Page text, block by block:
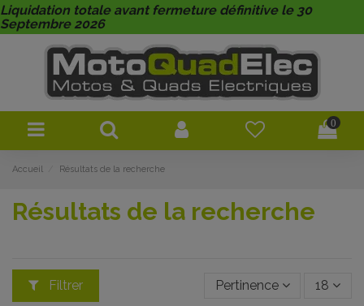
Liquidation totale avant fermeture définitive le 30
Septembre 2026
0
Accueil Résultats de la recherche
Résultats de la recherche
Filtrer Pertinence 18